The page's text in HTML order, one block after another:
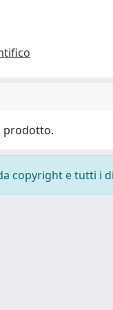
prodotto.
copyright e tutti i